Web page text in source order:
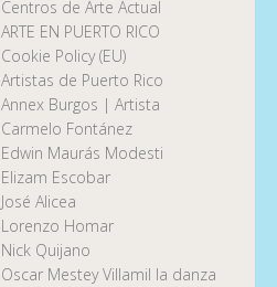
Centros de Arte Actual
ARTE EN PUERTO RICO
Cookie Policy (EU)
Artistas de Puerto Rico
Annex Burgos | Artista
Carmelo Fontánez
Edwin Maurás Modesti
Elizam Escobar
José Alicea
Lorenzo Homar
Nick Quijano
Oscar Mestey Villamil la danza